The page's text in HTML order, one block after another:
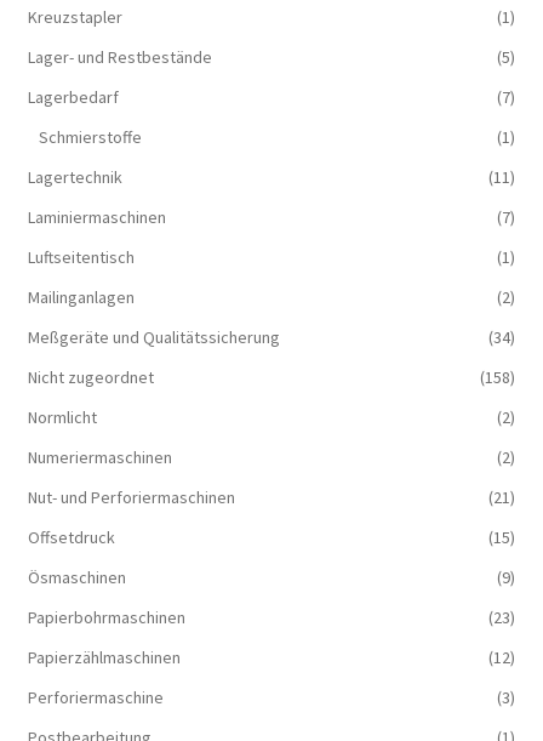
Kreuzstapler
(1)
Lager- und Restbestände
(5)
Lagerbedarf
(7)
Schmierstoffe
(1)
Lagertechnik
(11)
Laminiermaschinen
(7)
Luftseitentisch
(1)
Mailinganlagen
(2)
Meßgeräte und Qualitätssicherung
(34)
Nicht zugeordnet
(158)
Normlicht
(2)
Numeriermaschinen
(2)
Nut- und Perforiermaschinen
(21)
Offsetdruck
(15)
Ösmaschinen
(9)
Papierbohrmaschinen
(23)
Papierzählmaschinen
(12)
Perforiermaschine
(3)